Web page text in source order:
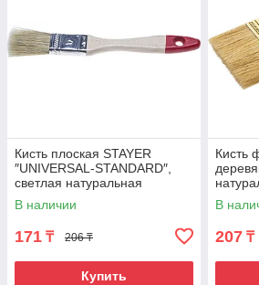
Кисть плоская STAYER
″UNIVERSAL-STANDARD″,
светлая натуральная
щетина, деревянная ручка,
20мм
В наличии
171 ₸ 206 ₸
Купить
Кисть
75мм
В
207 ₸